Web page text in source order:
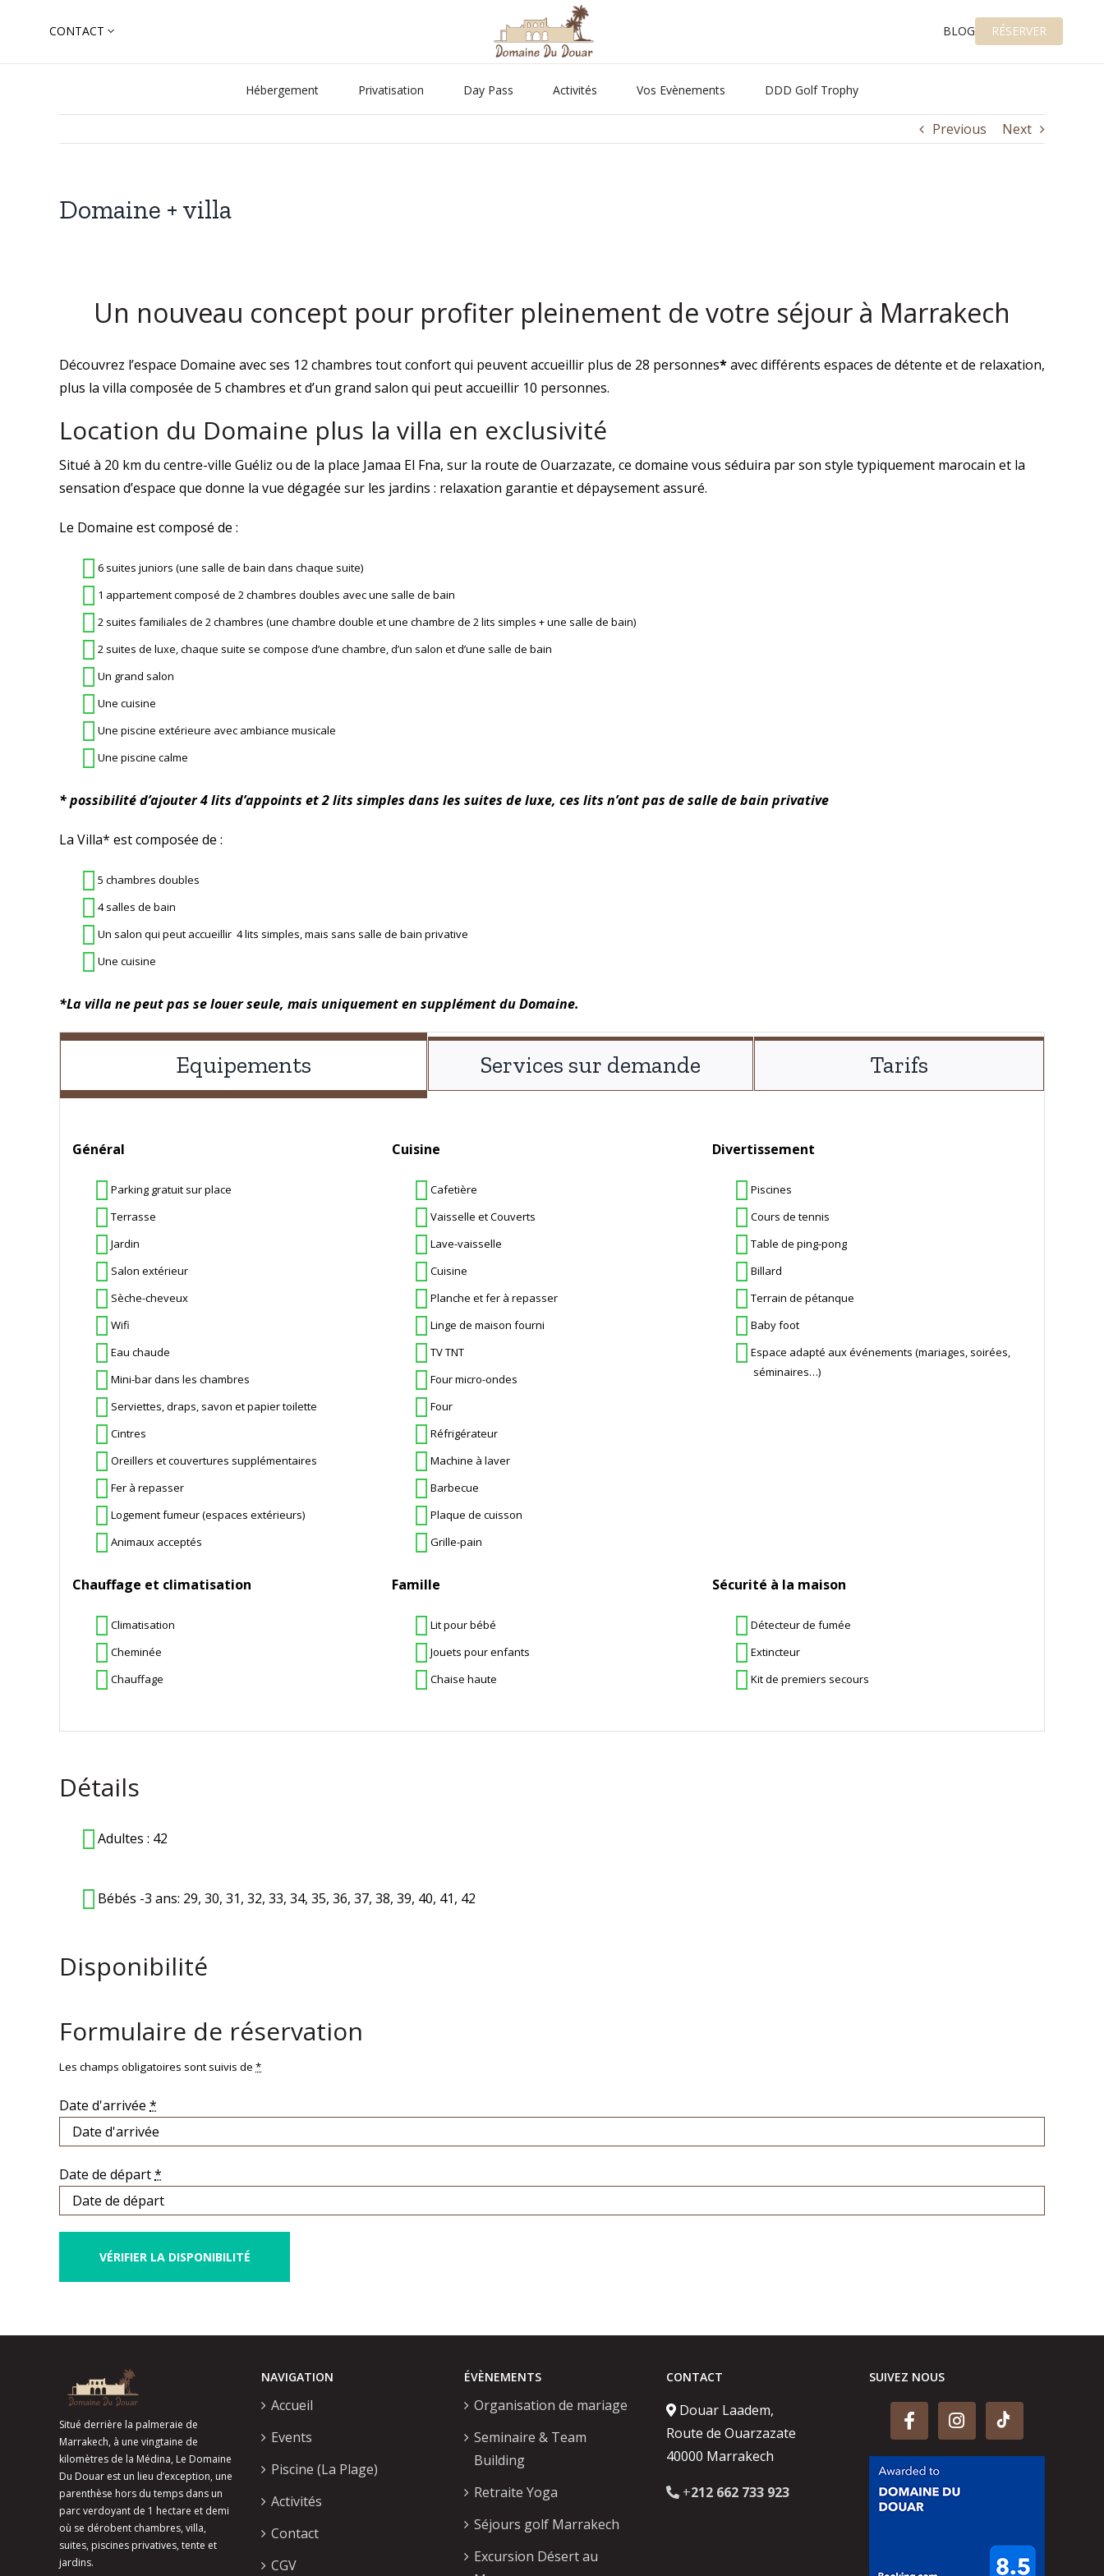
CONTACT BLOG RÉSERVER
Hébergement Privatisation Day Pass Activités Vos Evènements DDD Golf Trophy
Previous Next
Domaine + villa
Un nouveau concept pour profiter pleinement de votre séjour à Marrakech
Découvrez l’espace Domaine avec ses 12 chambres tout confort qui peuvent accueillir plus de 28 personnes*avec différents espaces de détente et de relaxation,
plus la villa composée de 5 chambres et d’un grand salon qui peut accueillir 10 personnes.
Location du Domaine plus la villa en exclusivité
Situé à 20 km du centre-ville Guéliz ou de la place Jamaa El Fna, sur la route de Ouarzazate, ce domaine vous séduira par son style typiquement marocain et la
sensation d’espace que donne la vue dégagée sur les jardins : relaxation garantie et dépaysement assuré.
Le Domaine est composé de :
6 suites juniors (une salle de bain dans chaque suite)
1 appartement composé de 2 chambres doubles avec une salle de bain
2 suites familiales de 2 chambres (une chambre double et une chambre de 2 lits simples + une salle de bain)
2 suites de luxe, chaque suite se compose d’une chambre, d’un salon et d’une salle de bain
Un grand salon
Une cuisine
Une piscine extérieure avec ambiance musicale
Une piscine calme
* possibilité d’ajouter 4 lits d’appoints et 2 lits simples dans les suites de luxe, ces lits n’ont pas de salle de bain privative
La Villa* est composée de :
5 chambres doubles
4 salles de bain
Un salon qui peut accueillir 4 lits simples, mais sans salle de bain privative
Une cuisine
*La villa ne peut pas se louer seule, mais uniquement en supplément du Domaine.
Equipements Services sur demande Tarifs
Général
Parking gratuit sur place
Terrasse
Jardin
Salon extérieur
Sèche-cheveux
Wifi
Eau chaude
Mini-bar dans les chambres
Serviettes, draps, savon et papier toilette
Cintres
Oreillers et couvertures supplémentaires
Fer à repasser
Logement fumeur (espaces extérieurs)
Animaux acceptés
Cuisine
Cafetière
Vaisselle et Couverts
Lave-vaisselle
Cuisine
Planche et fer à repasser
Linge de maison fourni
TV TNT
Four micro-ondes
Four
Réfrigérateur
Machine à laver
Barbecue
Plaque de cuisson
Grille-pain
Divertissement
Piscines
Cours de tennis
Table de ping-pong
Billard
Terrain de pétanque
Baby foot
Espace adapté aux événements (mariages, soirées,
séminaires…)
Chauffage et climatisation
Climatisation
Cheminée
Chauffage
Famille
Lit pour bébé
Jouets pour enfants
Chaise haute
Sécurité à la maison
Détecteur de fumée
Extincteur
Kit de premiers secours
Détails
Adultes : 42
Bébés -3 ans: 29, 30, 31, 32, 33, 34, 35, 36, 37, 38, 39, 40, 41, 42
Disponibilité
Formulaire de réservation
Les champs obligatoires sont suivis de *
Date d'arrivée *
Date de départ*
Situé derrière la palmeraie de
Marrakech, à une vingtaine de
kilomètres de la Médina, Le Domaine
Du Douar est un lieu d’exception, une
parenthèse hors du temps dans un
parc verdoyant de 1 hectare et demi
où se dérobent chambres, villa,
suites, piscines privatives, tente et
jardins.
NAVIGATION
Accueil
Events
Piscine (La Plage)
Activités
Contact
CGV
ÉVÈNEMENTS
Organisation de mariage
Seminaire & Team
Building
Retraite Yoga
Séjours golf Marrakech
Excursion Désert au
CONTACT
Douar Laadem,
Route de Ouarzazate
40000 Marrakech
+212 662 733 923
SUIVEZ NOUS